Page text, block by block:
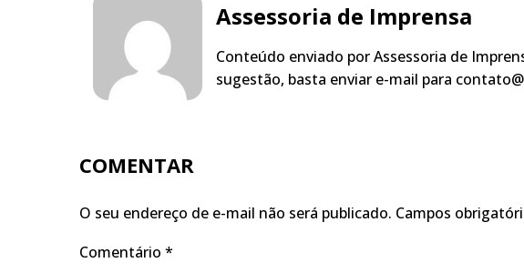
Assessoria de Imprensa
Conteúdo enviado por Assessoria de
sugestão, basta enviar e-mail para
COMENTAR
O seu endereço de e-mail não será publicado. Campos
Comentário *